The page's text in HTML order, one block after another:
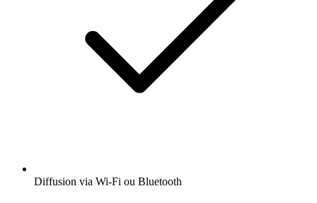
Diffusion via Wi-Fi ou Bluetooth